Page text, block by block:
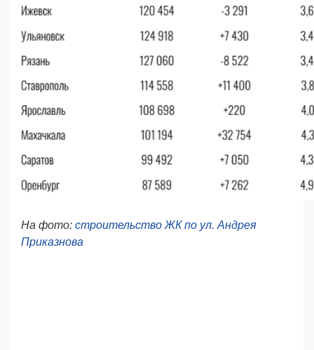
На фото: строительство ЖК по ул. Андрея
Приказнова